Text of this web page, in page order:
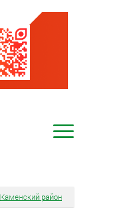
Каменский район